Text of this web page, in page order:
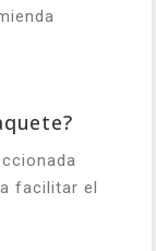
facilitar el